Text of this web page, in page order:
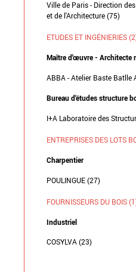
Ville de Paris - Direction
et de l'Architecture (75)
ETUDES ET INGÉNIERIES
Maître d'œuvre - Architecte
ABBA - Atelier Baste Batlle
Bureau d'études structure
I+A Laboratoire des
ENTREPRISES DES LOTS
Charpentier
POULINGUE (27)
FOURNISSEURS DU BOIS
Industriel
COSYLVA (23)